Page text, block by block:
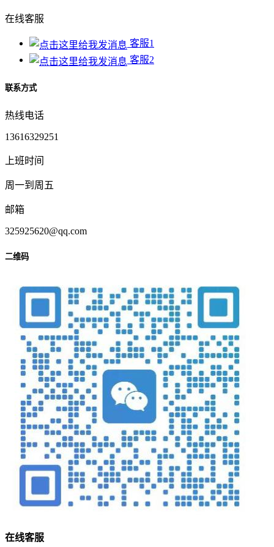
在线客服
客服1
客服2
联系方式
热线电话
13616329251
上班时间
周一到周五
邮箱
325925620@qq.com
二维码
在线客服